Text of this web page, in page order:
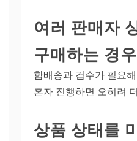
여러 판매자
구매하는 경우
합배송과 검수가 필요
혼자 진행하면 오히려
상품 상태를